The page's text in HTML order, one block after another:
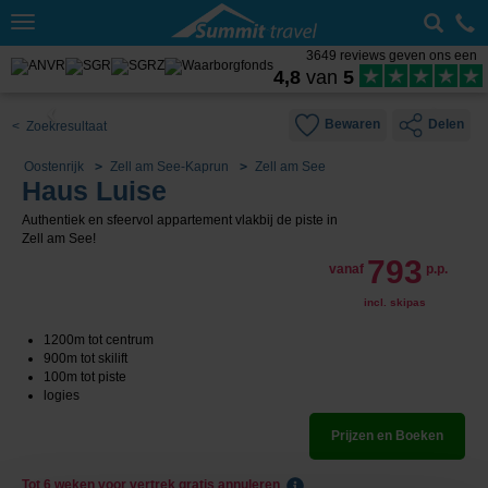
Toggle
3649 reviews geven ons een
4,8 van 5
< Zoekresultaat Bewaren Delen
Oostenrijk Zell am See-Kaprun Zell am See
Haus Luise
Authentiek en sfeervol appartement vlakbij de piste in
Zell am See!
vanaf 793 p.p.
incl. skipas
1200m tot centrum
900m tot skilift
100m tot piste
logies
Prijzen en Boeken
Tot 6 weken voor vertrek gratis annuleren